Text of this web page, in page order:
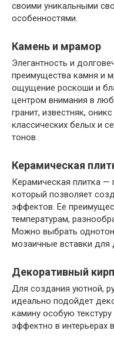
своими уникальными
особенностями.
Камень и мрамор
Элегантность и
преимущества камня и
ощущение роскоши и
центром внимания в
гранит, известняк,
классических белых и
тонов.
Керамическая
Керамическая плитка —
который позволяет
эффектов. Ее
температурам,
Можно выбрать
мозаичные вставки для
Декоративный
Для создания уютной,
идеально подойдет
камину особую
эффектно в интерьерах